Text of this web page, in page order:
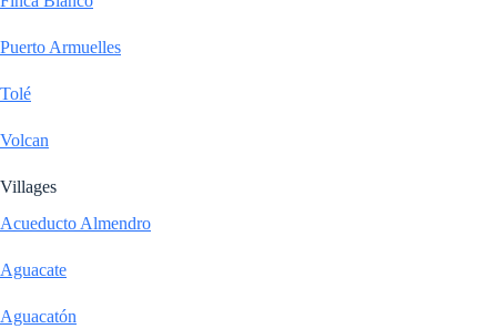
Puerto Armuelles
Tolé
Volcan
Villages
Acueducto Almendro
Aguacate
Aguacatón